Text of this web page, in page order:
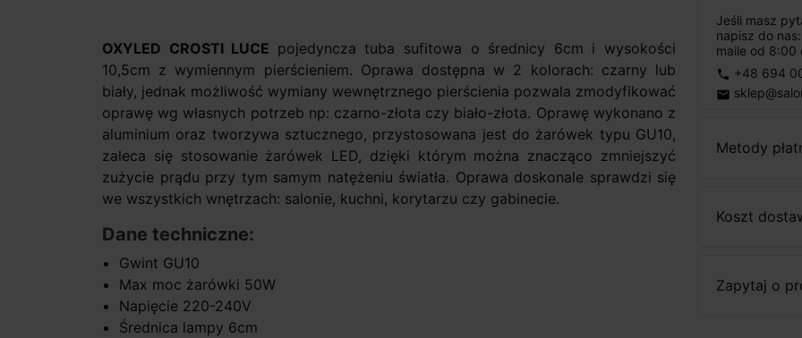
Jeśli masz
napisz do
maile od 8:00
phone +48 694
email
Metody
Koszt
Zapytaj o
OXYLED CROSTI LUCE pojedyncza tuba sufitowa o średnicy 6cm i wysokości
10,5cm z wymiennym pierścieniem. Oprawa dostępna w 2 kolorach: czarny lub
biały, jednak możliwość wymiany wewnętrznego pierścienia pozwala zmodyfikować
oprawę wg własnych potrzeb np: czarno-złota czy biało-złota. Oprawę wykonano z
aluminium oraz tworzywa sztucznego, przystosowana jest do żarówek typu GU10,
zaleca się stosowanie żarówek LED, dzięki którym można znacząco zmniejszyć
zużycie prądu przy tym samym natężeniu światła. Oprawa doskonale sprawdzi się
we wszystkich wnętrzach: salonie, kuchni, korytarzu czy gabinecie.
Dane techniczne:
Gwint GU10
Max moc żarówki 50W
Napięcie 220-240V
Średnica lampy 6cm